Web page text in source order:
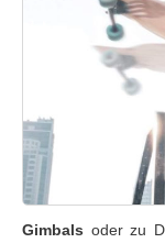
Gimbals oder zu